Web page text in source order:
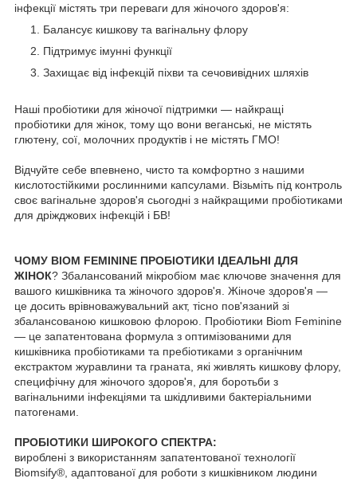
інфекції містять три переваги для жіночого здоров'я:
Балансує кишкову та вагінальну флору
Підтримує імунні функції
Захищає від інфекцій піхви та сечовивідних шляхів
Наші пробіотики для жіночої підтримки — найкращі
пробіотики для жінок, тому що вони веганські, не містять
глютену, сої, молочних продуктів і не містять ГМО!
Відчуйте себе впевнено, чисто та комфортно з нашими
кислотостійкими рослинними капсулами. Візьміть під контроль
своє вагінальне здоров'я сьогодні з найкращими пробіотиками
для дріжджових інфекцій і БВ!
ЧОМУ BIOM FEMININE ПРОБІОТИКИ ІДЕАЛЬНІ ДЛЯ
ЖІНОК? Збалансований мікробіом має ключове значення для
вашого кишківника та жіночого здоров'я. Жіноче здоров'я —
це досить врівноважувальний акт, тісно пов'язаний зі
збалансованою кишковою флорою. Пробіотики Biom Feminine
— це запатентована формула з оптимізованими для
кишківника пробіотиками та пребіотиками з органічним
екстрактом журавлини та граната, які живлять кишкову флору,
специфічну для жіночого здоров'я, для боротьби з
вагінальними інфекціями та шкідливими бактеріальними
патогенами.
ПРОБІОТИКИ ШИРОКОГО СПЕКТРА:
вироблені з використанням запатентованої технології
Biomsify®, адаптованої для роботи з кишківником людини